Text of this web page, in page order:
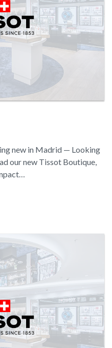
new in Madrid — Looking
our new Tissot Boutique,